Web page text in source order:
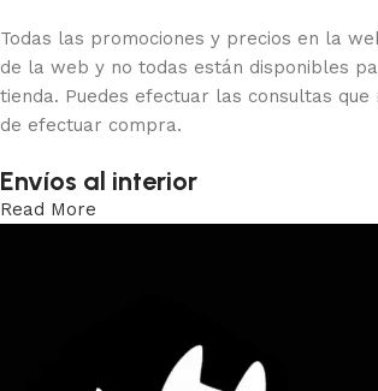
Todas las promociones y precios en la
de la web y no todas están disponibles
tienda. Puedes efectuar las consultas que
de efectuar compra.
Envíos al interior
Read More